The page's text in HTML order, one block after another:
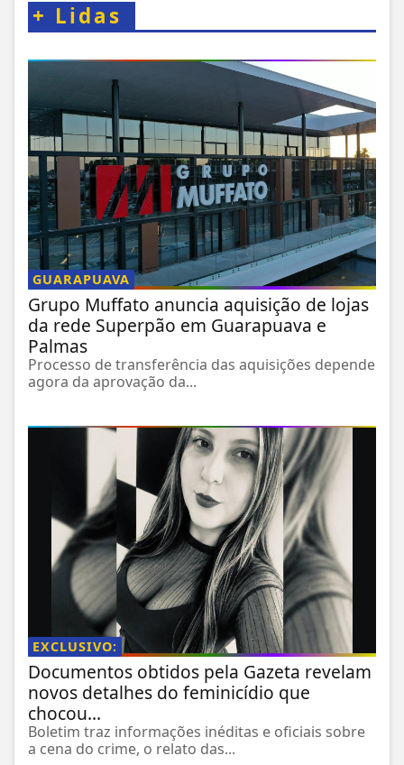
+ Lidas
GUARAPUAVA
Grupo Muffato anuncia aquisição de lojas
da rede Superpão em Guarapuava e
Palmas
Processo de transferência das aquisições depende
agora da aprovação da...
EXCLUSIVO:
Documentos obtidos pela Gazeta revelam
novos detalhes do feminicídio que
chocou...
Boletim traz informações inéditas e oficiais sobre
a cena do crime, o relato das...